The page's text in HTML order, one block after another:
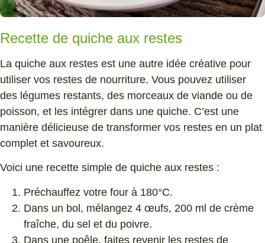
Recette de quiche aux restes
La quiche aux restes est une autre idée créative pour
utiliser vos restes de nourriture. Vous pouvez utiliser
des légumes restants, des morceaux de viande ou de
poisson, et les intégrer dans une quiche. C’est une
manière délicieuse de transformer vos restes en un plat
complet et savoureux.
Voici une recette simple de quiche aux restes :
Préchauffez votre four à 180°C.
Dans un bol, mélangez 4 œufs, 200 ml de crème
fraîche, du sel et du poivre.
Dans une poêle, faites revenir les restes de